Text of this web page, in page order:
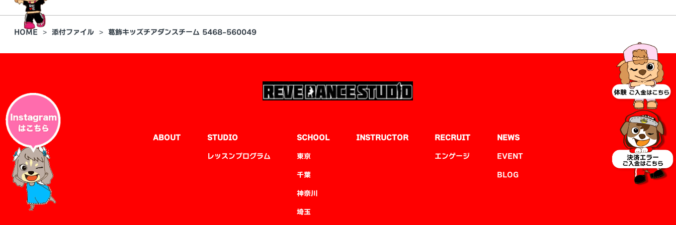
HOME 添付ファイル 葛飾キッズチアダンスチーム 5468-560049
ABOUT STUDIO
レッスンプログラム
SCHOOL
東京
千葉
神奈川
埼玉
INSTRUCTOR RECRUIT
エンゲージ
NEWS
EVENT
BLOG